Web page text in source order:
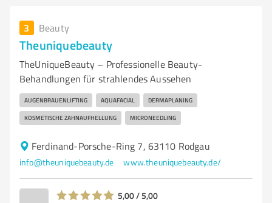
3 Beauty
Theuniquebeauty
TheUniqueBeauty – Professionelle Beauty-
Behandlungen für strahlendes Aussehen
AUGENBRAUENLIFTING AQUAFACIAL DERMAPLANING
KOSMETISCHE ZAHNAUFHELLUNG MICRONEEDLING
Ferdinand-Porsche-Ring 7, 63110 Rodgau
info@theuniquebeauty.de www.theuniquebeauty.de/
5,00 / 5,00